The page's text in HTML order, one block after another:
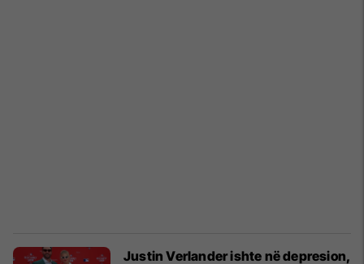
Justin Verlander ishte në depresion,